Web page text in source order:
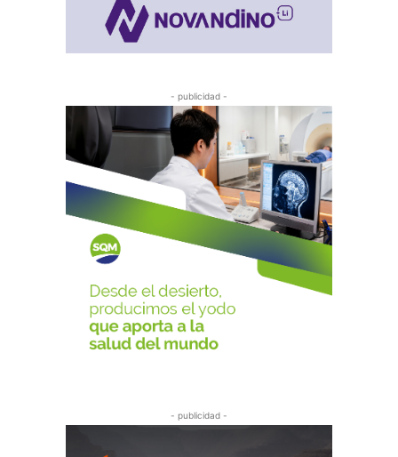
- publicidad -
- publicidad -